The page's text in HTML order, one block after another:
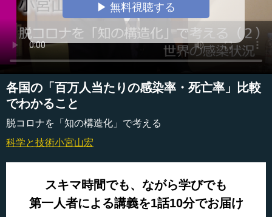
▶ 無料視聴する
各国の「百万人当たりの感染率・死亡率」比較
でわかること
脱コロナを「知の構造化」で考える
科学と技術小宮山宏
スキマ時間でも、ながら学びでも
第一人者による講義を1話10分でお届け